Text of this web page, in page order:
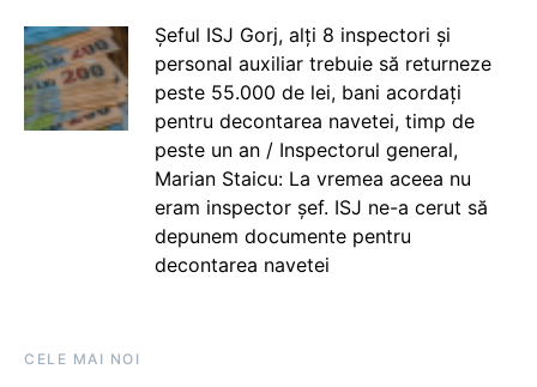
Șeful ISJ Gorj, alți 8 inspectori și
personal auxiliar trebuie să returneze
peste 55.000 de lei, bani acordați
pentru decontarea navetei, timp de
peste un an / Inspectorul general,
Marian Staicu: La vremea aceea nu
eram inspector șef. ISJ ne-a cerut să
depunem documente pentru
decontarea navetei
CELE MAI NOI